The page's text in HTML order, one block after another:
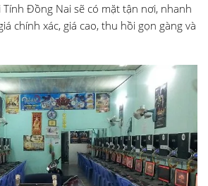
Tính Đồng Nai sẽ có mặt tận nơi, nhanh
chính xác, giá cao, thu hồi gọn gàng và